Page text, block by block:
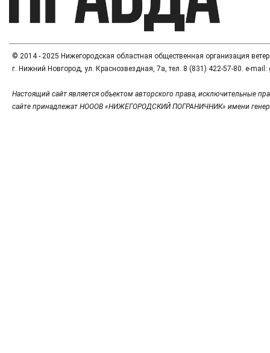
© 2014 - 2025 Нижегородская областная общественная организация
г. Нижний Новгород, ул. Краснозвездная, 7а, тел. 8 (831) 422-57-80. e-
Настоящий сайт является объектом авторского права, исключительные
сайте принадлежат НОООВ «НИЖЕГОРОДСКИЙ ПОГРАНИЧНИК» имени